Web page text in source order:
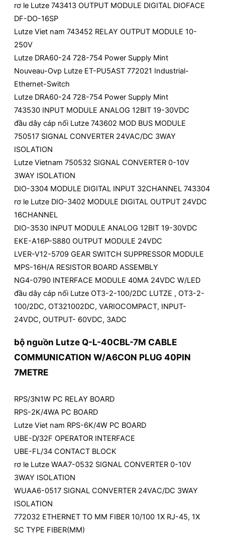
rơ le Lutze 743413 OUTPUT MODULE DIGITAL DIOFACE
DF-DO-16SP
Lutze Viet nam 743452 RELAY OUTPUT MODULE 10-
250V
Lutze DRA60-24 728-754 Power Supply Mint
Nouveau-Ovp Lutze ET-PU5AST 772021 Industrial-
Ethernet-Switch
Lutze DRA60-24 728-754 Power Supply Mint
743530 INPUT MODULE ANALOG 12BIT 19-30VDC
đầu dây cáp nối Lutze 743602 MOD BUS MODULE
750517 SIGNAL CONVERTER 24VAC/DC 3WAY
ISOLATION
Lutze Vietnam 750532 SIGNAL CONVERTER 0-10V
3WAY ISOLATION
DIO-3304 MODULE DIGITAL INPUT 32CHANNEL 743304
rơ le Lutze DIO-3402 MODULE DIGITAL OUTPUT 24VDC
16CHANNEL
DIO-3530 INPUT MODULE ANALOG 12BIT 19-30VDC
EKE-A16P-S880 OUTPUT MODULE 24VDC
LVER-V12-5709 GEAR SWITCH SUPPRESSOR MODULE
MPS-16H/A RESISTOR BOARD ASSEMBLY
NG4-0790 INTERFACE MODULE 40MA 24VDC W/LED
đầu dây cáp nối Lutze OT3-2-100/2DC LUTZE , OT3-2-
100/2DC, OT321002DC, VARIOCOMPACT, INPUT-
24VDC, OUTPUT- 60VDC, 3ADC
bộ nguồn Lutze Q-L-40CBL-7M CABLE
COMMUNICATION W/A6CON PLUG 40PIN
7METRE
RPS/3N1W PC RELAY BOARD
RPS-2K/4WA PC BOARD
Lutze Viet nam RPS-6K/4W PC BOARD
UBE-D/32F OPERATOR INTERFACE
UBE-FL/34 CONTACT BLOCK
rơ le Lutze WAA7-0532 SIGNAL CONVERTER 0-10V
3WAY ISOLATION
WUAA6-0517 SIGNAL CONVERTER 24VAC/DC 3WAY
ISOLATION
772032 ETHERNET TO MM FIBER 10/100 1X RJ-45, 1X
SC TYPE FIBER(MM)